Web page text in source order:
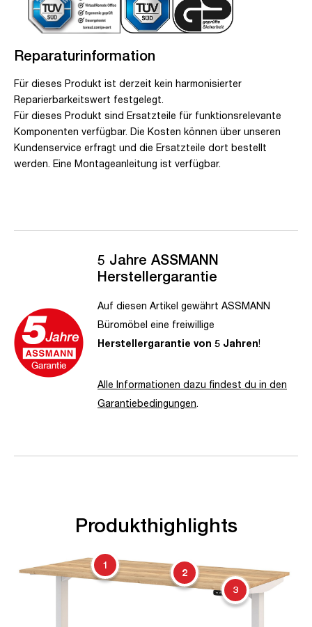
Reparaturinformation
Für dieses Produkt ist derzeit kein harmonisierter
Reparierbarkeitswert festgelegt.
Für dieses Produkt sind Ersatzteile für funktionsrelevante
Komponenten verfügbar. Die Kosten können über unseren
Kundenservice erfragt und die Ersatzteile dort bestellt
werden. Eine Montageanleitung ist verfügbar.
5 Jahre ASSMANN
Herstellergarantie
Auf diesen Artikel gewährt ASSMANN
Büromöbel eine freiwillige
Herstellergarantie von 5 Jahren!
Alle Informationen dazu findest du in den
Garantiebedingungen.
Produkthighlights
1
2
3